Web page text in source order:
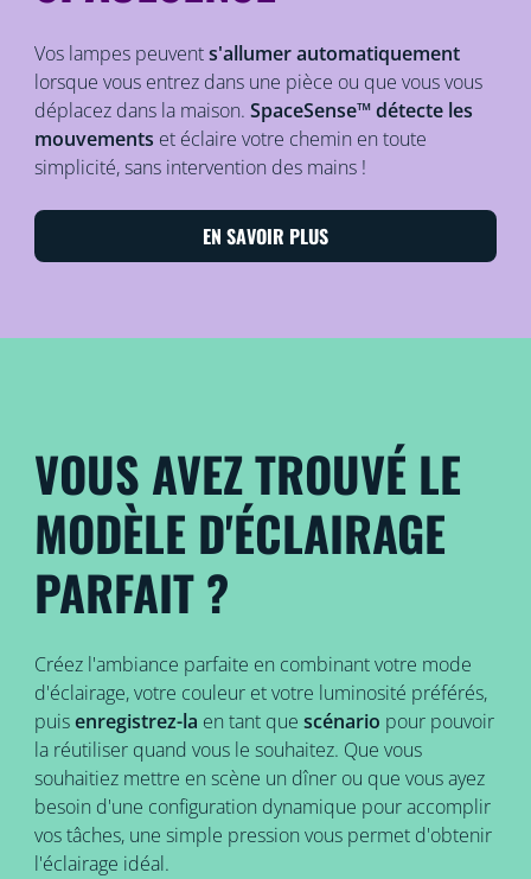
Vos lampes peuvents'allumer automatiquement
lorsque vous entrez dans une pièce ou que vous vous
déplacez dans la maison. SpaceSense™ détecte les
mouvements et éclaire votre chemin en toute
simplicité, sans intervention des mains !
EN SAVOIR PLUS
VOUS AVEZ TROUVÉ LE
MODÈLE D'ÉCLAIRAGE
PARFAIT ?
Créez l'ambiance parfaite en combinant votre mode
d'éclairage, votre couleur et votre luminosité préférés,
puisenregistrez-la en tant que scénario pour pouvoir
la réutiliser quand vous le souhaitez. Que vous
souhaitiez mettre en scène un dîner ou que vous ayez
besoin d'une configuration dynamique pour accomplir
vos tâches, une simple pression vous permet d'obtenir
l'éclairage idéal.